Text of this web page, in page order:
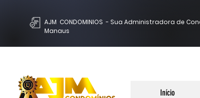
AJM CONDOMINIOS - Sua Administradora de
Manaus
Início